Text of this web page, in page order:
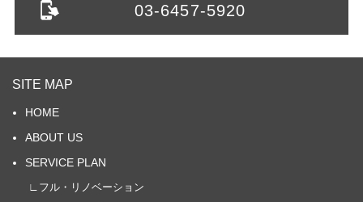
03-6457-5920
SITE MAP
HOME
ABOUT US
SERVICE PLAN
∟フル・リノベーション